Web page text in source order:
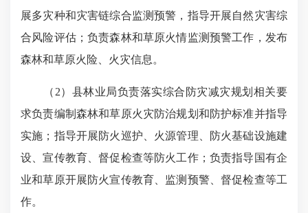
展多灾种和灾害链综合监测预警，指导开展自然灾害综
合风险评估；负责森林和草原火情监测预警工作，发布
森林和草原火险、火灾信息。
（2）县林业局负责落实综合防灾减灾规划相关要
求负责编制森林和草原火灾防治规划和防护标准并指导
实施；指导开展防火巡护、火源管理、防火基础设施建
设、宣传教育、督促检查等防火工作；负责指导国有企
业和草原开展防火宣传教育、监测预警、督促检查等工
作。